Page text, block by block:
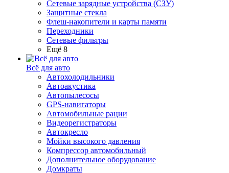
Сетевые зарядные устройства (СЗУ)
Защитные стекла
Флеш-накопители и карты памяти
Переходники
Сетевые фильтры
Ещё 8
Всё для авто
Автохолодильники
Автоакустика
Автопылесосы
GPS-навигаторы
Автомобильные рации
Видеорегистраторы
Автокресло
Мойки высокого давления
Компрессор автомобильный
Дополнительное оборудование
Домкраты